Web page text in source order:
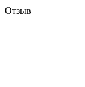
Отзыв